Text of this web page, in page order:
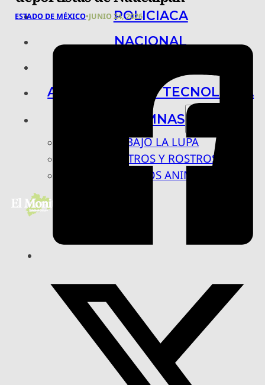
POLICIACA
NACIONAL
ARTE, CIENCIA Y TECNOLOGÍA
COLUMNAS
BAJO LA LUPA
RASTROS Y ROSTROS
VÍNCULOS ANIMALES
ESTADO DE MÉXICO•JUNIO 24, 2026